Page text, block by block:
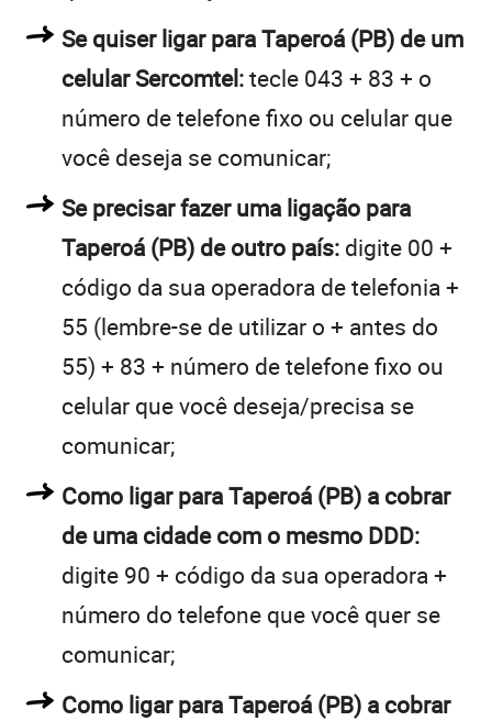
Se quiser ligar para Taperoá (PB) de um
celular Sercomtel:tecle 043 + 83 + o
número de telefone fixo ou celular que
você deseja se comunicar;
Se precisar fazer uma ligação para
Taperoá (PB) de outro país: digite 00 +
código da sua operadora de telefonia +
55 (lembre-se de utilizar o + antes do
55) + 83 + número de telefone fixo ou
celular que você deseja/precisa se
comunicar;
Como ligar para Taperoá (PB) a cobrar
de uma cidade com o mesmo DDD:
digite 90 + código da sua operadora +
número do telefone que você quer se
comunicar;
Como ligar para Taperoá (PB) a cobrar